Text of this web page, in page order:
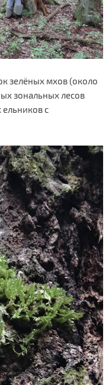
зелёных мхов (около
зональных лесов
с